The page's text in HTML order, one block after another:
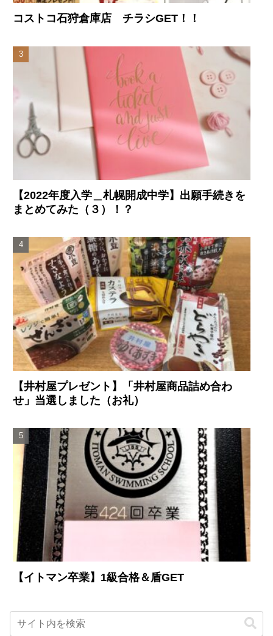
コストコ石狩倉庫店 チラシGET！！
【2022年度入学＿札幌開成中学】出願手続きを
まとめてみた（３）！？
【井村屋プレゼント】「井村屋商品詰め合わ
せ」当選しました（お礼）
【イトマン卒業】1級合格＆盾GET